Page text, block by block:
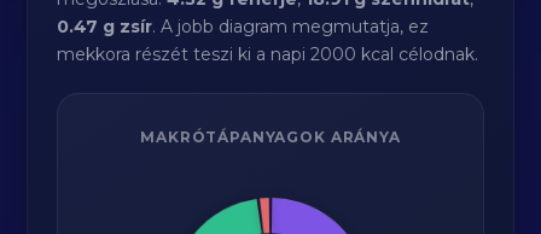
0.47 g zsír. A jobb diagram megmutatja, ez
mekkora részét teszi ki a napi 2000 kcal célodnak.
MAKRÓTÁPANYAGOK ARÁNYA